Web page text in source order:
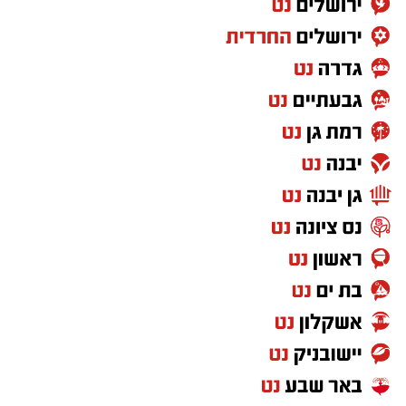
להצביע ולתמוך בלוטם ובדיאן, כדי לסייע להם
להמשיך לשלב הבא ולהישאר בתחרות.
איך מצביעים?
ההצבעה מתבצעת
בטלפון הנייד. לאחר שכל הזוגות יסיימו את
הופעתם תיפתח ההצבעה, ותוכלו לבחור בדיאן
שוורץ ולוטם מדמוני.
זה הזמן להראות את הכוח של גן יבנה – פותחים
ומחזיקים להם אצבעות בדרך לשלב הבא.
https://onelink.to/ew2bb7